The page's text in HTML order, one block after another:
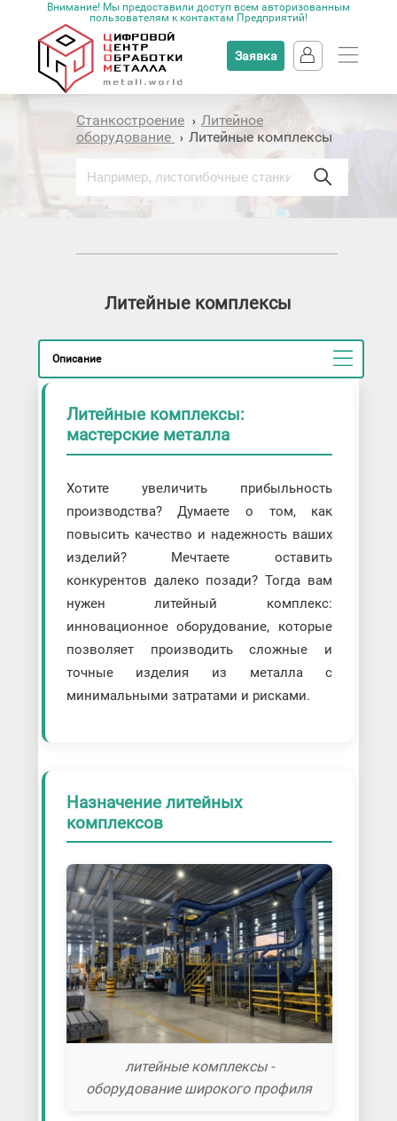
Внимание! Мы предоставили доступ всем авторизованным
пользователям к контактам Предприятий!
Заявка
Станкостроение ›Литейное
оборудование
›Литейные комплексы
Литейные комплексы
Описание
Литейные комплексы:
мастерские металла
Хотите увеличить прибыльность
производства? Думаете о том, как
повысить качество и надежность ваших
изделий? Мечтаете оставить
конкурентов далеко позади? Тогда вам
нужен литейный комплекс:
инновационное оборудование, которые
позволяет производить сложные и
точные изделия из металла с
минимальными затратами и рисками.
Назначение литейных
комплексов
литейные комплексы -
оборудование широкого профиля